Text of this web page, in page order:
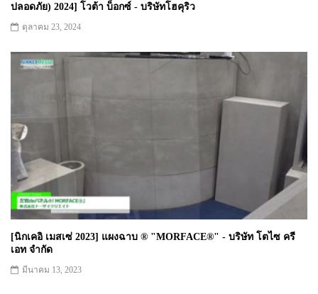
ปลอดภัย) 2024] โวต้า บ็อกซ์ - บริษัทโฮคุริว
ตุลาคม 23, 2024
[นิกเคอิ เมสเซ่ 2023] แผงฉาบ ® "MORFACE®" - บริษัท โตไซ ครี
เอท จำกัด
มีนาคม 13, 2023